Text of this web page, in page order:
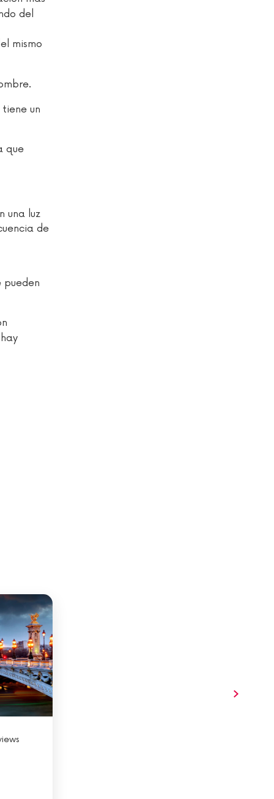
del
mismo
un
que
una luz
de
pueden